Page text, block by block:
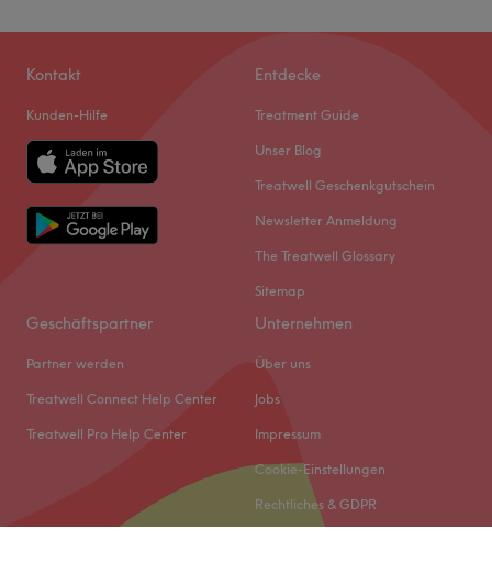
Kontakt
Kunden-Hilfe
Entdecke
Treatment Guide
Unser Blog
Treatwell Geschenkgutschein
Newsletter Anmeldung
The Treatwell Glossary
Sitemap
Geschäftspartner
Partner werden
Treatwell Connect Help Center
Treatwell Pro Help Center
Unternehmen
Über uns
Jobs
Impressum
Cookie-Einstellungen
Rechtliches & GDPR